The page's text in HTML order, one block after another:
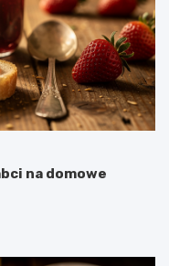
na domowe